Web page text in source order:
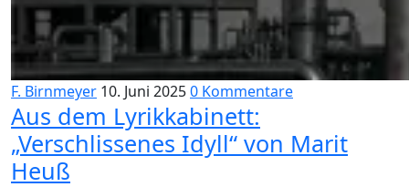
F. Birnmeyer 10. Juni 20250 Kommentare
Aus dem Lyrikkabinett:
„Verschlissenes Idyll“ von Marit
Heuß